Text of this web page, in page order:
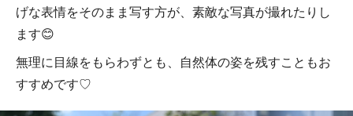
げな表情をそのまま写す方が、素敵な写真が撮れたりし
ます😊
無理に目線をもらわずとも、自然体の姿を残すこともお
すすめです♡